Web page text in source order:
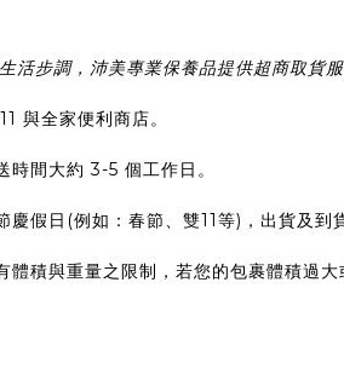
活步調，沛美專業保養品提供超商取貨
與全家便利商店。
時間大約 3-5 個工作日。
慶假日(例如：春節、雙11等)，出貨及到
體積與重量之限制，若您的包裹體積過